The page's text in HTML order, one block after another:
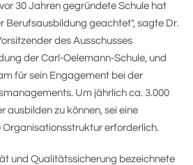
30 Jahren gegründete Schule hat
Berufsausbildung geachtet", sagte Dr.
des Ausschusses
der Carl-Oelemann-Schule, und
für sein Engagement bei der
Um jährlich ca. 3.000
ausbilden zu können, sei eine
erforderlich.
und Qualitätssicherung bezeichnete